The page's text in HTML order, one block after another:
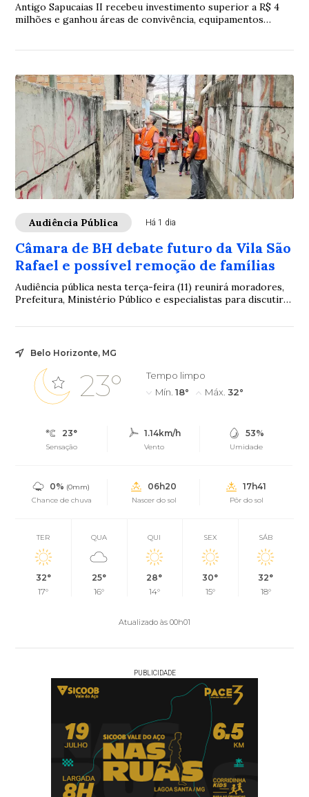
Antigo Sapucaias II recebeu investimento superior a R$ 4
milhões e ganhou áreas de convivência, equipamentos
Audiência Pública Há 1 dia
Câmara de BH debate futuro da Vila São
Rafael e possível remoção de famílias
Audiência pública nesta terça-feira (11) reunirá moradores,
Prefeitura, Ministério Público e especialistas para discutir
Belo Horizonte, MG
23°
Tempo limpo
Mín. 18° Máx. 32°
23°
Sensação
1.14km/h
Vento
53%
Umidade
0% (0mm)
Chance de chuva
06h20
Nascer do sol
17h41
Pôr do sol
TER
32°
17°
QUA
25°
16°
QUI
28°
14°
SEX
30°
15°
SÁB
32°
18°
Atualizado às 00h01
PUBLICIDADE